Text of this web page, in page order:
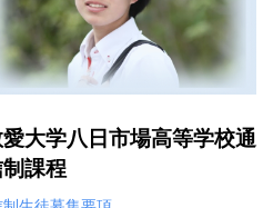
大学八日市場高等学校通
課程